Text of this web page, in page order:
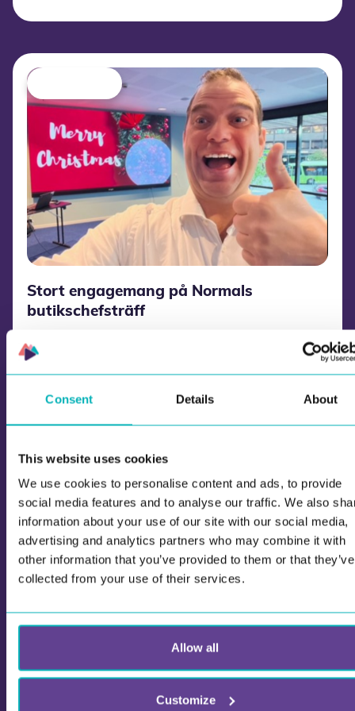
Consent Details About
This website uses cookies
We use cookies to personalise content and ads, to provide
social media features and to analyse our traffic. We also
information about your use of our site with our social media,
advertising and analytics partners who may combine it with
other information that you’ve provided to them or that they’ve
collected from your use of their services.
Allow all
Customize
Stort engagemang på Normals
butikschefsträff
detaljhandelskjedan Normal, region öst.
Läs mer